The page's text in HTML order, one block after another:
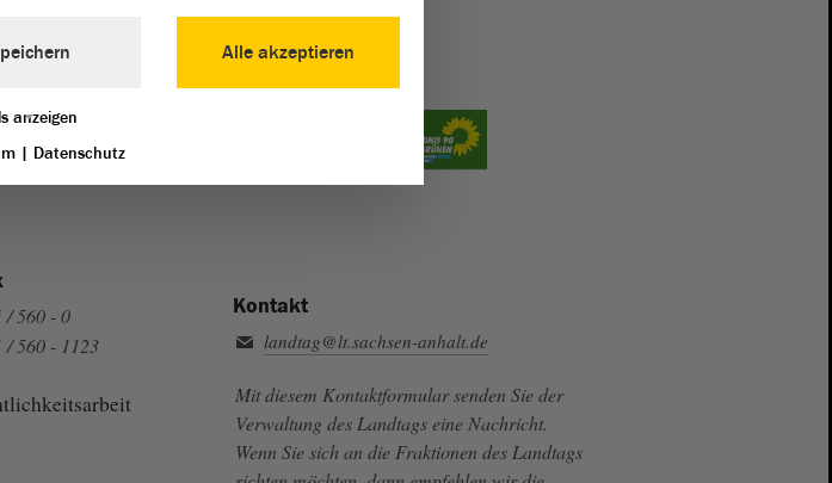
vertreten:
/ 560 - 0
/ 560 - 1123
Kontakt
landtag@lt.sachsen-anhalt.de
Mit diesem Kontaktformular senden Sie der
Verwaltung des Landtags eine Nachricht.
Wenn Sie sich an die Fraktionen des Landtags
Alle akzeptieren
anzeigen
| Datenschutz